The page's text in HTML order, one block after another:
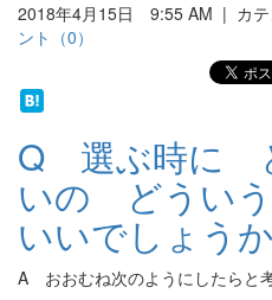
2018年4月15日 9:55 AM | カテ
ント（0）
Q 選ぶ時に
いの どうい
いいでしょう
A おおむね次のようにしたらと考